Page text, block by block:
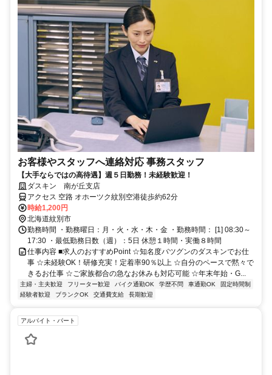
お客様やスタッフへ連絡対応 事務スタッフ
【大手ならではの高待遇】週５日勤務！未経験歓迎！
ダスキン 南が丘支店
アクセス 空路 オホーツク紋別空港徒歩約62分
時給1,200円
北海道紋別市
勤務時間 ・勤務曜日：月・火・水・木・金 ・勤務時間： [1] 08:30～
17:30 ・最低勤務日数（週）：5日 休憩１時間・実働８時間
仕事内容 ■求人のおすすめPoint ☆知名度バツグンのダスキンでお仕
事 ☆未経験OK！研修充実！定着率90％以上 ☆自分のペースで黙々で
きるお仕事 ☆ご家族都合の急なお休みも対応可能 ☆年末年始・G...
主婦・主夫歓迎 フリーター歓迎 バイク通勤OK 学歴不問 車通勤OK
固定時間制
経験者歓迎
ブランクOK 交通費支給 長期歓迎
アルバイト・パート